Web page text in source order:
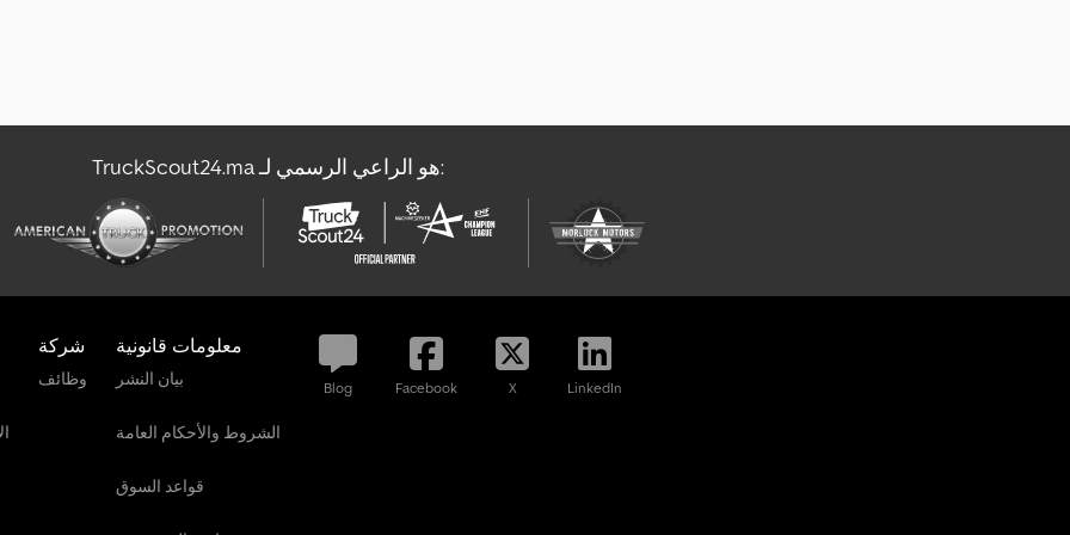
TruckScout24.ma هو الراعي الرسمي لـ:
شركة
وظائف
معلومات قانونية
بيان النشر
الشروط والأحكام العامة
قواعد السوق
Blog Facebook X LinkedIn